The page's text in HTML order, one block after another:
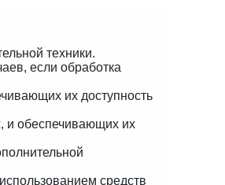
техники.
если обработка
их доступность
и обеспечивающих их
средств